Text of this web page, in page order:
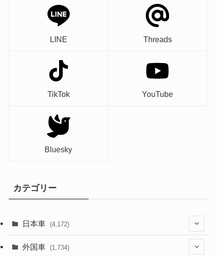
LINE Threads
TikTok YouTube
Bluesky
カテゴリー
日本車 (4,172)
(1,321)
外国車 (1,734)